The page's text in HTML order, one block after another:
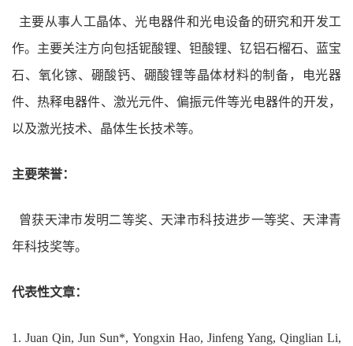
主要从事人工晶体、光电器件和光电设备的研究和开发工
作。主要关注方向包括铌酸锂、钽酸锂、钇铝石榴石、蓝宝
石、氧化镓、硼酸钙、硼酸锂等晶体材料的制备，电光器
件、热释电器件、激光元件、偏振元件等光电器件的开发，
以及激光技术、晶体生长技术等。
主要荣誉：
曾获天津市发明二等奖、天津市科技进步一等奖、天津青
年科技奖等。
代表性文章：
1.Juan Qin, Jun Sun*, Yongxin Hao, Jinfeng Yang, Qinglian Li,